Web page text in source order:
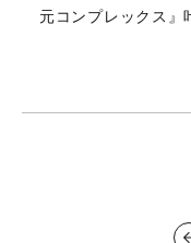
元コンプレックス』